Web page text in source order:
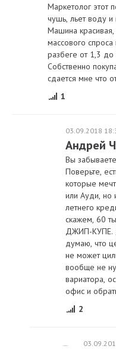
Маркетолог этот полное
чушь, льет воду и
Машина красивая,
массового
разбеге от 1,3
Собственно
сдается мне что
1
03.09.2018
Андрей
Вы
Поверьте,
которые
или Ауди, но
летнего
скажем, 60
ДЖИП-КУПЕ.
думаю, что
не может
вообще не
вариатора,
офис и
2